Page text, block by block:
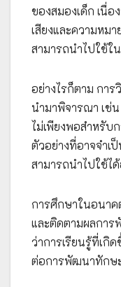
ของสมองเด็ก เนื่อ
เสียงและความหม
สามารถนำไปใช้ใ
อย่างไรก็ตาม กา
นำมาพิจารณา เช่น
ไม่เพียงพอสำหรับ
ตัวอย่างที่อาจจำเ
สามารถนำไปใช้ไ
การศึกษาในอนาค
และติดตามผลการ
ว่าการเรียนรู้ที่เกิ
ต่อการพัฒนาทักษ